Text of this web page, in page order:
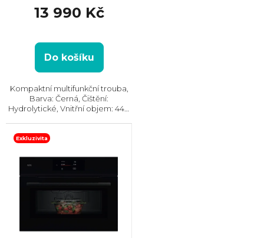
13 990 Kč
Do košíku
Kompaktní multifunkční trouba,
Barva: Černá, Čištění:
Hydrolytické, Vnitřní objem: 44 l,
Teplotní rozsah: 40°C - 230°C,
Exkluzivita